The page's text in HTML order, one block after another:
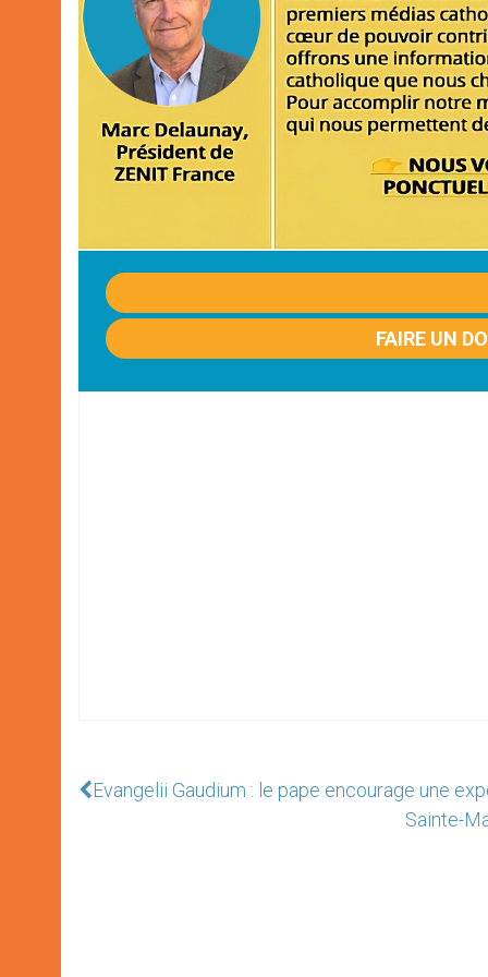
FAIRE UN
Evangelii Gaudium : le pape encourage une
Sainte-